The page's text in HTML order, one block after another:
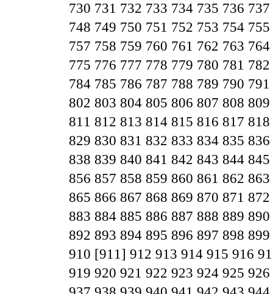
730 731 732 733 734 735 736 737
748 749 750 751 752 753 754 755
757 758 759 760 761 762 763 764
775 776 777 778 779 780 781 782
784 785 786 787 788 789 790 791
802 803 804 805 806 807 808 809
811 812 813 814 815 816 817 818
829 830 831 832 833 834 835 836
838 839 840 841 842 843 844 845
856 857 858 859 860 861 862 863
865 866 867 868 869 870 871 872
883 884 885 886 887 888 889 890
892 893 894 895 896 897 898 899
910 [911] 912 913 914 915 916
919 920 921 922 923 924 925 926